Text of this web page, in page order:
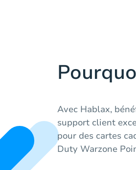
Avec Hablax,
support client
pour des cartes
Duty Warzone